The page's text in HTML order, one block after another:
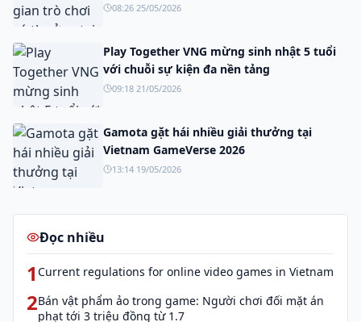
08:26 25/05/2026
Play Together VNG mừng sinh nhật 5 tuổi
với chuỗi sự kiện đa nền tảng
09:18 21/05/2026
Gamota gặt hái nhiều giải thưởng tại
Vietnam GameVerse 2026
13:14 19/05/2026
Đọc nhiều
1 Current regulations for online video games in Vietnam
2Bán vật phẩm ảo trong game: Người chơi đối mặt án
phạt tới 3 triệu đồng từ 1.7